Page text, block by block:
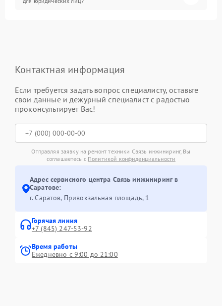
Контактная информация
Если требуется задать вопрос специалисту, оставьте
свои данные и дежурный специалист с радостью
проконсультирует Вас!
Отправляя заявку на ремонт техники Связь инжиниринг, Вы
соглашаетесь с Политикой конфиденциальности
Адрес сервисного центра Связь инжиниринг в
Саратове:
г. Саратов, Привокзальная площадь, 1
Горячая линия
+7 (845) 247-53-92
Время работы
Ежедневно с 9:00 до 21:00